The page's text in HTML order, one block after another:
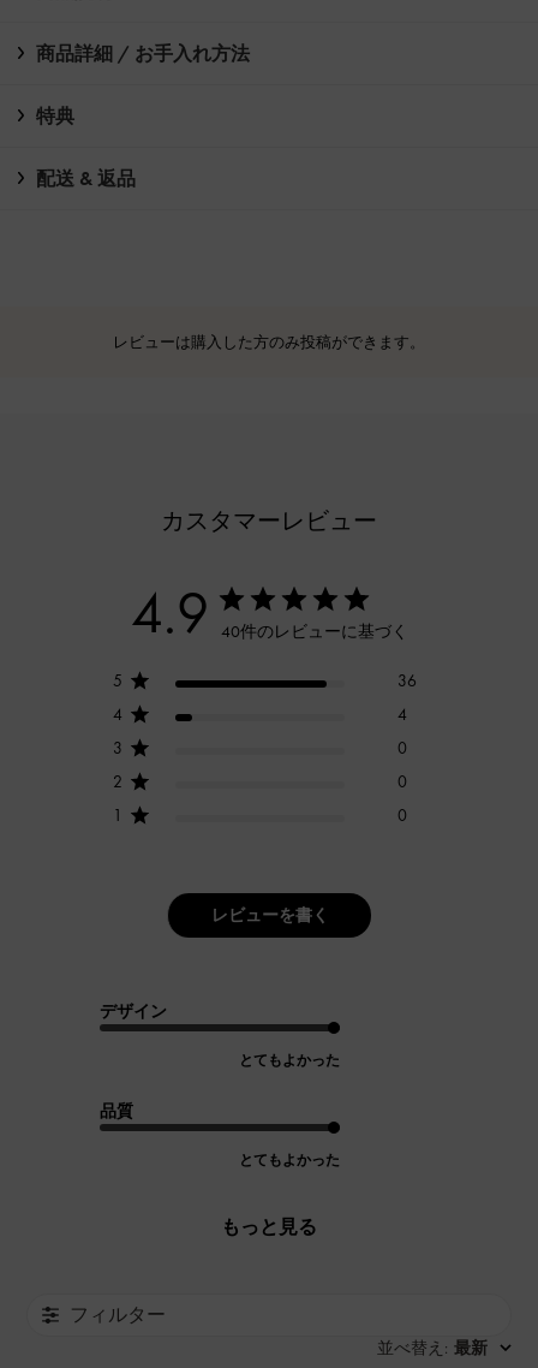
商品詳細 / お手入れ方法
特典
配送 & 返品
レビューは購入した方のみ投稿ができます。
カスタマーレビュー
4.9 40件のレビューに基づく
5
36
4
4
3
0
2
0
1
0
レビューを書く
デザイン
とてもよかった
品質
とてもよかった
もっと見る
フィルター
並べ替え : 最新